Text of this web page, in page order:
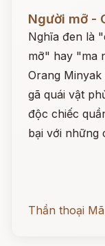
Người mỡ -
Nghĩa đen là
mỡ" hay "ma
Orang
gã quái vật
độc chiếc
bại với những
Thần thoại